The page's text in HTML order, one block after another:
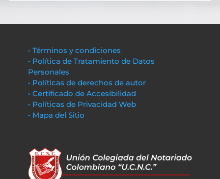
• Términos y condiciones
• Política de Tratamiento de Datos
Personales
• Políticas de derechos de autor
• Certificado de Accesibilidad
• Políticas de Privacidad Web
• Mapa del Sitio